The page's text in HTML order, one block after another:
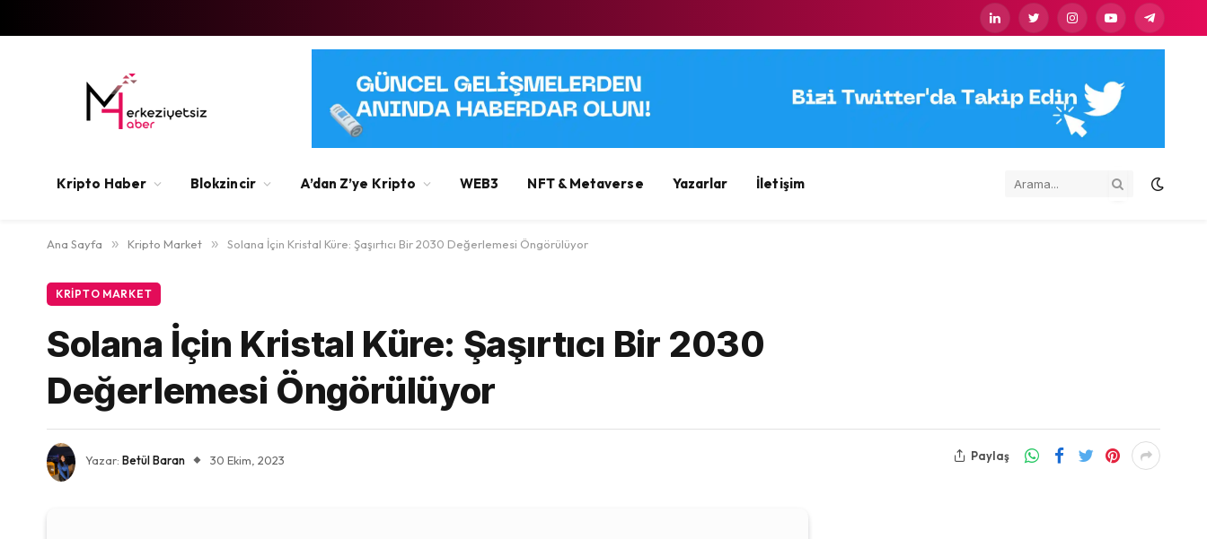
LinkedInTwitterInstagramYouTubeTelegram
Kripto Haber Blokzincir A’dan Z’ye Kripto WEB3 NFT & Metaverse Yazarlar İletişim
Ana Sayfa » Kripto Market » Solana İçin Kristal Küre: Şaşırtıcı Bir 2030 Değerlemesi Öngörülüyor
KRIPTO MARKET
Solana İçin Kristal Küre: Şaşırtıcı Bir 2030
Değerlemesi Öngörülüyor
Yazar: Betül Baran 30 Ekim, 2023 Paylaş